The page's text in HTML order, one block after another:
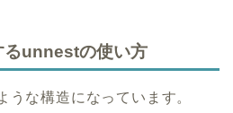
るunnestの使い方
うな構造になっています。